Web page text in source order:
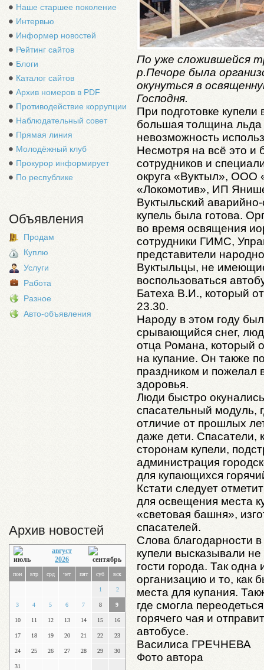
Наше старшее поколение
Интервью
Информер новостей
Рейтинг сайтов
Блоги
Каталог сайтов
Архив номеров в PDF
Противодействие коррупции
Наблюдательный совет
Прямая линия
Молодёжный клуб
Прокурор информирует
По республике
Объявления
Продам
Куплю
Услуги
Работа
Разное
Авто-объявления
Архив новостей
август
2026
пон втр срд чет пят суб вск
1 2
3 4 5 6 7 8 9
10 11 12 13 14 15 16
17 18 19 20 21 22 23
24 25 26 27 28 29 30
31
По уже сложившейся
р.Печоре была
окунуться в
Господня.
При подготовке купели
большая толщина льда
невозможность
Несмотря на всё это и
сотрудников и
округа «Вуктыл», ООО
«Локомотив», ИП
Вуктыльский
купель была готова.
во время освящения
сотрудники ГИМС,
представители
Вуктыльцы, не
воспользоваться
Батеха В.И., который
23.30.
Народу в этом году
срывающийся снег,
отца Романа, который
на купание. Он также
праздником и пожелал
здоровья.
Люди быстро
спасательный модуль,
отличие от прошлых
даже дети. Спасатели,
сторонам купели,
администрация
для купающихся
Кстати следует
для освещения места
«световая башня»,
спасателей.
Слова благодарности
купели высказывали
гости города. Так
организацию и то, как
места для купания.
где смогла
горячего чая и
автобусе.
Василиса ГРЕЧНЕВА
Фото автора